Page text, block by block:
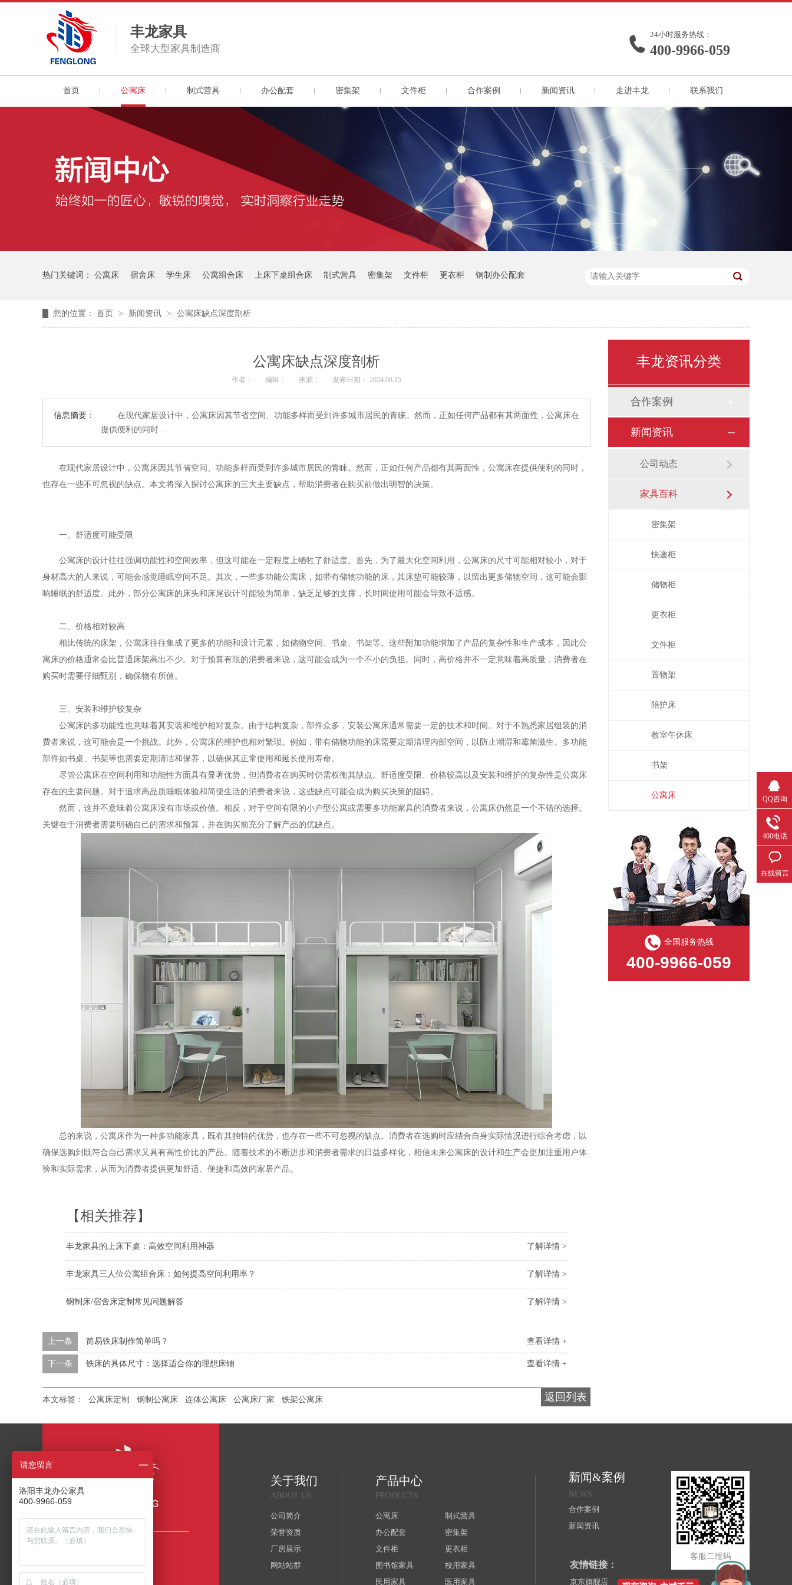
丰龙家具
全球大型家具制造商
24小时服务热线：
400-9966-059
首页 公寓床 制式营具 办公配套 密集架 文件柜 合作案例 新闻资讯 走进丰龙 联系我们
热门关键词： 公寓床 宿舍床 学生床 公寓组合床 上床下桌组合床 制式营具 密集架 文件柜 更衣柜 钢制办公配套
您的位置： 首页 > 新闻资讯 > 公寓床缺点深度剖析
公寓床缺点深度剖析
作者： 编辑： 来源： 发布日期： 2024.08.15
信息摘要：
在现代家居设计中，公寓床因其节省空间、功能多样而受到许多城市居民的青睐。然而，正如任何产品都有其两面性，公寓床在
提供便利的同时…
在现代家居设计中，公寓床因其节省空间、功能多样而受到许多城市居民的青睐。然而，正如任何产品都有其两面性，公寓床在提供便利的同时，
也存在一些不可忽视的缺点。本文将深入探讨公寓床的三大主要缺点，帮助消费者在购买前做出明智的决策。
一、舒适度可能受限
公寓床的设计往往强调功能性和空间效率，但这可能在一定程度上牺牲了舒适度。首先，为了最大化空间利用，公寓床的尺寸可能相对较小，对于
身材高大的人来说，可能会感觉睡眠空间不足。其次，一些多功能公寓床，如带有储物功能的床，其床垫可能较薄，以留出更多储物空间，这可能会影
响睡眠的舒适度。此外，部分公寓床的床头和床尾设计可能较为简单，缺乏足够的支撑，长时间使用可能会导致不适感。
二、价格相对较高
相比传统的床架，公寓床往往集成了更多的功能和设计元素，如储物空间、书桌、书架等。这些附加功能增加了产品的复杂性和生产成本，因此公
寓床的价格通常会比普通床架高出不少。对于预算有限的消费者来说，这可能会成为一个不小的负担。同时，高价格并不一定意味着高质量，消费者在
购买时需要仔细甄别，确保物有所值。
三、安装和维护较复杂
公寓床的多功能性也意味着其安装和维护相对复杂。由于结构复杂，部件众多，安装公寓床通常需要一定的技术和时间。对于不熟悉家居组装的消
费者来说，这可能会是一个挑战。此外，公寓床的维护也相对繁琐。例如，带有储物功能的床需要定期清理内部空间，以防止潮湿和霉菌滋生。多功能
部件如书桌、书架等也需要定期清洁和保养，以确保其正常使用和延长使用寿命。
尽管公寓床在空间利用和功能性方面具有显著优势，但消费者在购买时仍需权衡其缺点。舒适度受限、价格较高以及安装和维护的复杂性是公寓床
存在的主要问题。对于追求高品质睡眠体验和简便生活的消费者来说，这些缺点可能会成为购买决策的阻碍。
然而，这并不意味着公寓床没有市场或价值。相反，对于空间有限的小户型公寓或需要多功能家具的消费者来说，公寓床仍然是一个不错的选择。
关键在于消费者需要明确自己的需求和预算，并在购买前充分了解产品的优缺点。
总的来说，公寓床作为一种多功能家具，既有其独特的优势，也存在一些不可忽视的缺点。消费者在选购时应结合自身实际情况进行综合考虑，以
确保选购到既符合自己需求又具有高性价比的产品。随着技术的不断进步和消费者需求的日益多样化，相信未来公寓床的设计和生产会更加注重用户体
验和实际需求，从而为消费者提供更加舒适、便捷和高效的家居产品。
【相关推荐】
了解详情 >
丰龙家具的上床下桌：高效空间利用神器
了解详情 >
丰龙家具三人位公寓组合床：如何提高空间利用率？
了解详情 >
钢制床/宿舍床定制常见问题解答
查看详情 +
上一条 简易铁床制作简单吗？
查看详情 +
下一条 铁床的具体尺寸：选择适合你的理想床铺
返回列表
本文标签： 公寓床定制 钢制公寓床 连体公寓床 公寓床厂家 铁架公寓床
丰龙资讯分类
合作案例
新闻资讯
公司动态
家具百科
密集架
快递柜
储物柜
更衣柜
文件柜
置物架
陪护床
教室午休床
书架
公寓床
全国服务热线
400-9966-059
400-9966-059
关于我们
ABOUT US
公司简介
荣誉资质
厂房展示
网站站群
产品中心
PRODUCTS
公寓床
制式营具
办公配套
密集架
文件柜
更衣柜
图书馆家具
校用家具
民用家具
医用家具
新闻&案例
NEWS
合作案例
新闻资讯
客服二维码
友情链接：
京东旗舰店
QQ咨询
400电话
在线留言
请您留言
洛阳丰龙办公家具
400-9966-059